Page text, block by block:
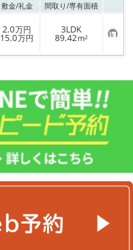
敷金/礼金 間取り/専有面積
2.0万円
15.0万円
3LDK
89.42m² お
気
に
登
録